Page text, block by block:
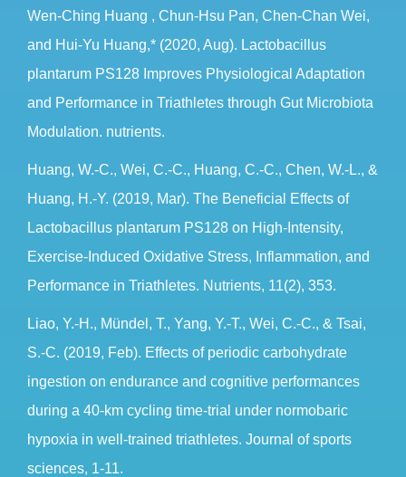
Wen-Ching Huang , Chun-Hsu Pan, Chen-Chan Wei,
and Hui-Yu Huang,* (2020, Aug). Lactobacillus
plantarum PS128 Improves Physiological Adaptation
and Performance in Triathletes through Gut Microbiota
Modulation. nutrients.
Huang, W.-C., Wei, C.-C., Huang, C.-C., Chen, W.-L., &
Huang, H.-Y. (2019, Mar). The Beneficial Effects of
Lactobacillus plantarum PS128 on High-Intensity,
Exercise-Induced Oxidative Stress, Inflammation, and
Performance in Triathletes. Nutrients, 11(2), 353.
Liao, Y.-H., Mündel, T., Yang, Y.-T., Wei, C.-C., & Tsai,
S.-C. (2019, Feb). Effects of periodic carbohydrate
ingestion on endurance and cognitive performances
during a 40-km cycling time-trial under normobaric
hypoxia in well-trained triathletes. Journal of sports
sciences, 1-11.